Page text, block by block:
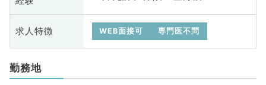
求人特徴 WEB面接可 専門医不問
勤務地